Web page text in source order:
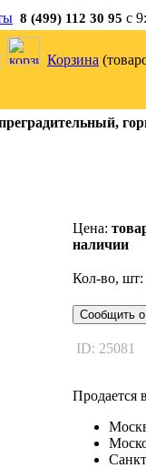
8 (499) 112 30 95 с
Корзина
Цена:
наличии
Кол-во, шт:
Сообщить
ID: 25081
Продается